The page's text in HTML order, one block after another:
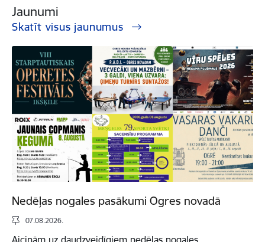
Jaunumi
Skatīt visus jaunumus
Nedēļas nogales pasākumi Ogres novadā
07.08.2026.